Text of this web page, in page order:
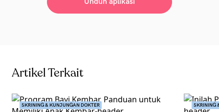
Artikel Terkait
SKRINING & KUNJUNGAN DOKTER SKRINING